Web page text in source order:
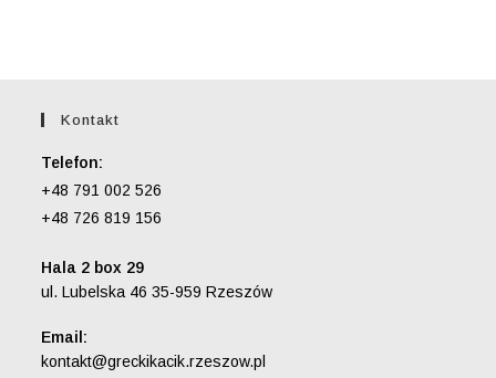
Kontakt
Telefon:
+48 791 002 526
+48 726 819 156
Hala 2 box 29
ul. Lubelska 46 35-959 Rzeszów
Email:
kontakt@greckikacik.rzeszow.pl